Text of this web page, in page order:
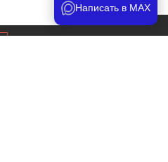
Продвижение сайта
Написать в MAX